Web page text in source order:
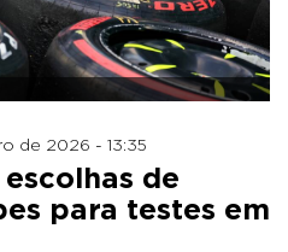
de 2026 - 13:35
de
para testes em